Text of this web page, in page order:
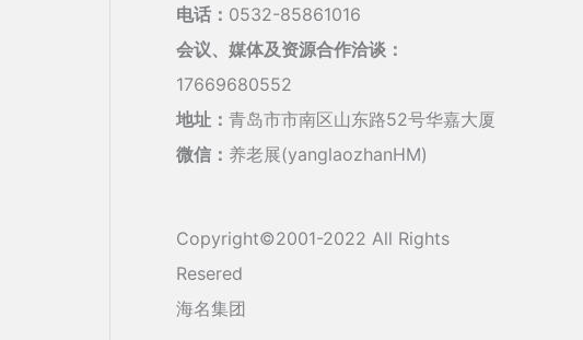
电话： 0532-85861016
会议、媒体及资源合作洽谈：
17669680552
地址： 青岛市市南区山东路52号华嘉大厦
微信： 养老展(yanglaozhanHM)
Copyright©2001-2022 All Rights
Resered
海名集团